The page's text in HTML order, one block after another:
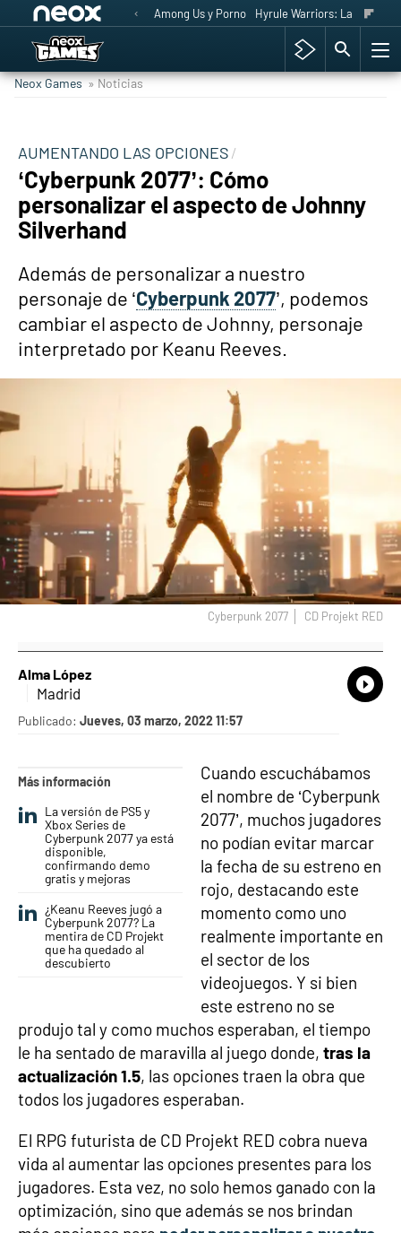
Among Us y Porno Hyrule Warriors: La Era del
Neox Games » Noticias
AUMENTANDO LAS OPCIONES
‘Cyberpunk 2077’: Cómo
personalizar el aspecto de Johnny
Silverhand
Además de personalizar a nuestro
personaje de ‘Cyberpunk 2077’, podemos
cambiar el aspecto de Johnny, personaje
interpretado por Keanu Reeves.
Cyberpunk 2077 CD Projekt RED
Alma López
Madrid
Publicado: Jueves, 03 marzo, 2022 11:57
Más información
La versión de PS5 y
Xbox Series de
Cyberpunk 2077 ya está
disponible,
confirmando demo
gratis y mejoras
¿Keanu Reeves jugó a
Cyberpunk 2077? La
mentira de CD Projekt
que ha quedado al
descubierto
Cuando escuchábamos
el nombre de ‘Cyberpunk
2077’, muchos jugadores
no podían evitar marcar
la fecha de su estreno en
rojo, destacando este
momento como uno
realmente importante en
el sector de los
videojuegos. Y si bien
este estreno no se
produjo tal y como muchos esperaban, el tiempo
le ha sentado de maravilla al juego donde, tras la
actualización 1.5, las opciones traen la obra que
todos los jugadores esperaban.
El RPG futurista de CD Projekt RED cobra nueva
vida al aumentar las opciones presentes para los
jugadores. Esta vez, no solo hemos ganado con la
optimización, sino que además se nos brindan